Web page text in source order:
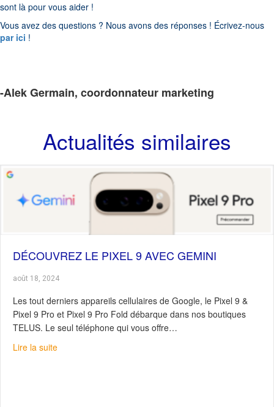
sont là pour vous aider !
Vous avez des questions ? Nous avons des réponses ! Écrivez-nous
par ici !
-Alek Germain, coordonnateur marketing
Actualités similaires
DÉCOUVREZ LE PIXEL 9 AVEC GEMINI
août 18, 2024
Les tout derniers appareils cellulaires de Google, le Pixel 9 &
Pixel 9 Pro et Pixel 9 Pro Fold débarque dans nos boutiques
TELUS. Le seul téléphone qui vous offre…
Lire la suiteabout Découvrez le Pixel 9 avec Gemini